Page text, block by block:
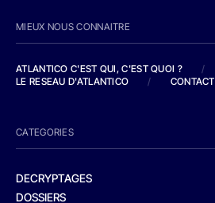
MIEUX NOUS CONNAITRE
ATLANTICO C'EST QUI, C'EST QUOI ?
/
LE RESEAU D'ATLANTICO
/ CONTACT
CATEGORIES
DECRYPTAGES
DOSSIERS